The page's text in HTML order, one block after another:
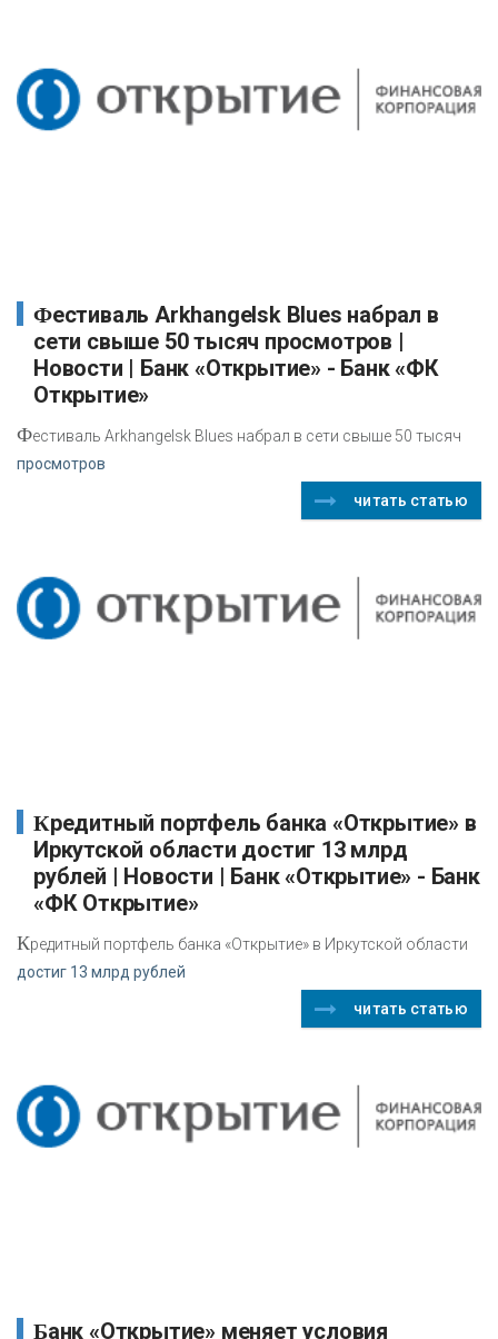
Фестиваль Arkhangelsk Blues набрал в
сети свыше 50 тысяч просмотров |
Новости | Банк «Открытие» - Банк «ФК
Открытие»
Фестиваль Arkhangelsk Blues набрал в сети свыше 50 тысяч
просмотров
читать статью
Кредитный портфель банка «Открытие» в
Иркутской области достиг 13 млрд
рублей | Новости | Банк «Открытие» - Банк
«ФК Открытие»
Кредитный портфель банка «Открытие» в Иркутской области
достиг 13 млрд рублей
читать статью
Банк «Открытие» меняет условия